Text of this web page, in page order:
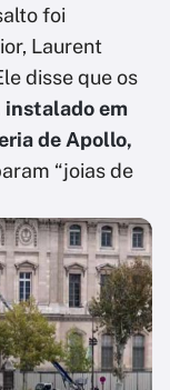
foi
Laurent
disse que os
em
de Apollo,
“joias de